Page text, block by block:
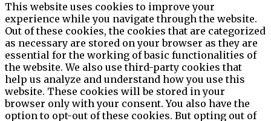
This website uses cookies to improve your
experience while you navigate through the website.
Out of these cookies, the cookies that are categorized
as necessary are stored on your browser as they are
essential for the working of basic functionalities of
the website. We also use third-party cookies that
help us analyze and understand how you use this
website. These cookies will be stored in your
browser only with your consent. You also have the
option to opt-out of these cookies. But opting out of